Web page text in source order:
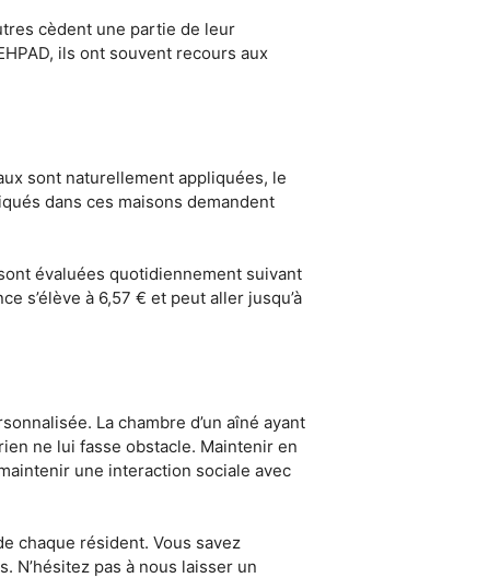
cèdent une partie de leur
ils ont souvent recours aux
sont naturellement appliquées, le
dans ces maisons demandent
évaluées quotidiennement suivant
s’élève à 6,57 € et peut aller jusqu’à
La chambre d’un aîné ayant
ne lui fasse obstacle. Maintenir en
une interaction sociale avec
chaque résident. Vous savez
N’hésitez pas à nous laisser un